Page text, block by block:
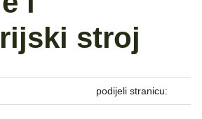
stroj
podijeli stranicu: